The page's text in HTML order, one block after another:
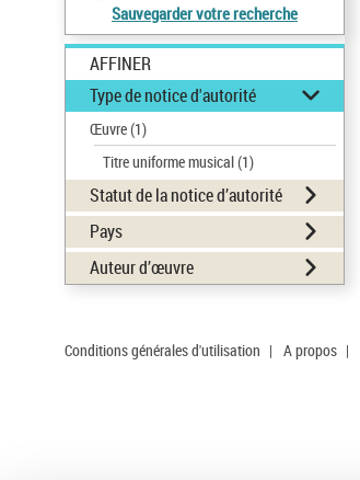
Sauvegarder votre recherche
AFFINER
Type de notice d'autorité
Œuvre(1)
Titre uniforme musical(1)
Statut de la notice d’autorité
Pays
Auteur d’œuvre
Conditions générales d'utilisation | A propos |